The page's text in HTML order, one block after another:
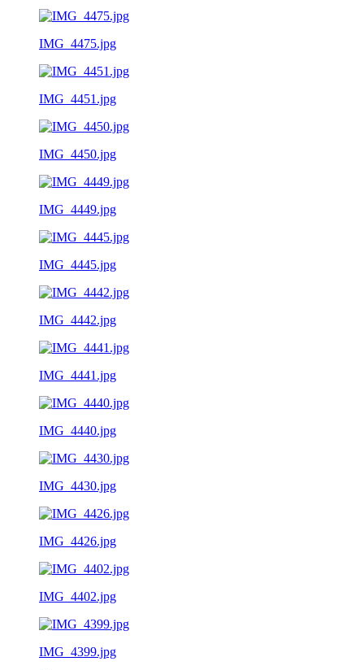
IMG_4475.jpg
IMG_4451.jpg
IMG_4450.jpg
IMG_4449.jpg
IMG_4445.jpg
IMG_4442.jpg
IMG_4441.jpg
IMG_4440.jpg
IMG_4430.jpg
IMG_4426.jpg
IMG_4402.jpg
IMG_4399.jpg